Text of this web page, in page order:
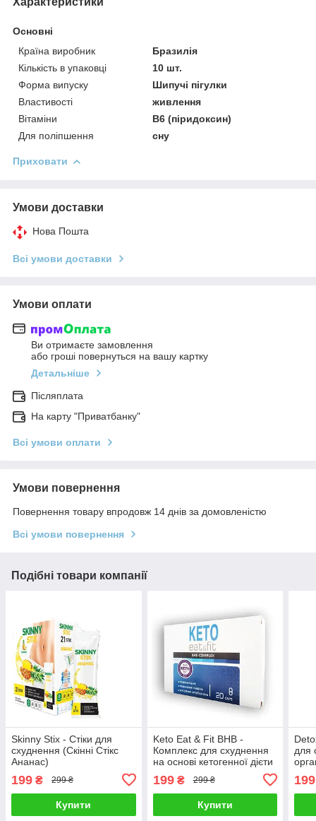
Основні
Країна виробник
Бразилія
Кількість в упаковці
10 шт.
Форма випуску
Шипучі пігулки
Властивості
живлення
Вітаміни
В6 (піридоксин)
Для поліпшення
сну
Приховати
Умови доставки
Нова Пошта
Всі умови доставки
Умови оплати
Ви отримаєте замовлення
або гроші повернуться на вашу картку
Детальніше
Післяплата
На карту "Приватбанку"
Всі умови оплати
Умови повернення
Повернення товару впродовж 14 днів за домовленістю
Всі умови повернення
Подібні товари компанії
Skinny Stix - Стіки для
схуднення (Скінні Стікс
Ананас)
199 ₴ 299 ₴
Купити
Keto Eat & Fit BHB -
Комплекс для схуднення
на основі кетогенної дієти
199₴ 299 ₴
Купити
для
199